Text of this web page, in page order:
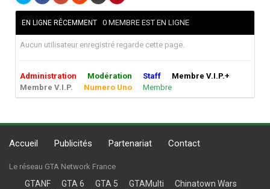
EN LIGNE RÉCEMMENT 0 MEMBRE EST EN LIGNE
Aucun utilisateur enregistré regarde cette page.
Administration Modération Staff
Membre V.I.P.+
Membre V.I.P.
Numero Uno Membre
Accueil Publicités Partenariat Contact
Le réseau GTA Network France
GTANF GTA 6 GTA 5 GTAMulti
Chinatown Wars